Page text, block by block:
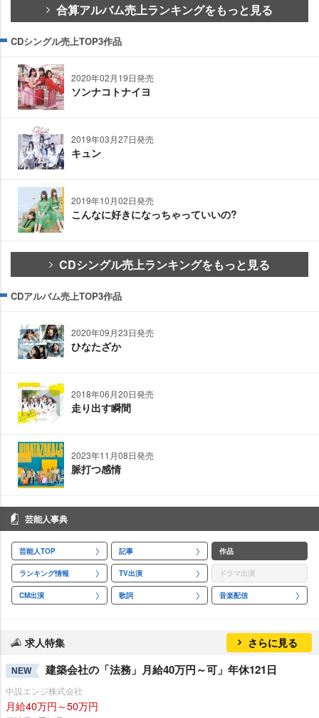
合算アルバム売上ランキングをもっと見る
CDシングル売上TOP3作品
2020年02月19日発売
ソンナコトナイヨ
2019年03月27日発売
キュン
2019年10月02日発売
こんなに好きになっちゃっていいの?
CDシングル売上ランキングをもっと見る
CDアルバム売上TOP3作品
2020年09月23日発売
ひなたざか
2018年06月20日発売
走り出す瞬間
2023年11月08日発売
脈打つ感情
芸能人事典
芸能人TOP 記事 作品
ランキング情報 TV出演 ドラマ出演
CM出演 歌詞 音楽配信
求人特集 さらに見る
NEW 建築会社の「法務」月給40万円～可」年休121日
中設エンジ株式会社
月給40万円～50万円